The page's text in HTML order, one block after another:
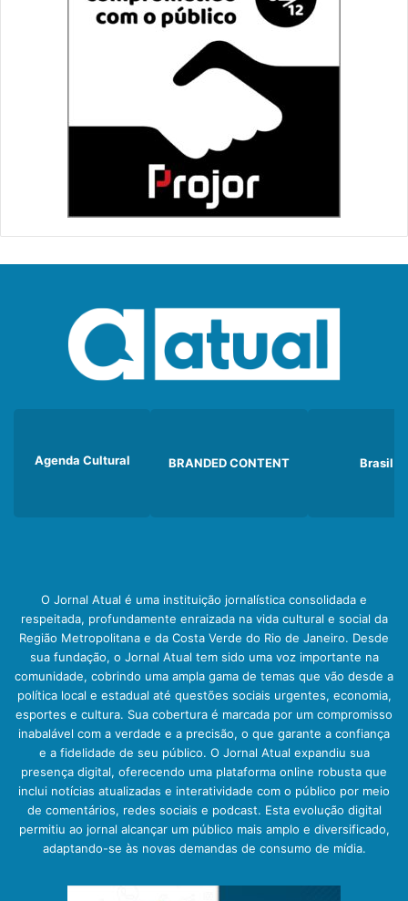
Agenda Cultural BRANDED CONTENT Brasil
O Jornal Atual é uma instituição jornalística consolidada e
respeitada, profundamente enraizada na vida cultural e social da
Região Metropolitana e da Costa Verde do Rio de Janeiro. Desde
sua fundação, o Jornal Atual tem sido uma voz importante na
comunidade, cobrindo uma ampla gama de temas que vão desde a
política local e estadual até questões sociais urgentes, economia,
esportes e cultura. Sua cobertura é marcada por um compromisso
inabalável com a verdade e a precisão, o que garante a confiança
e a fidelidade de seu público. O Jornal Atual expandiu sua
presença digital, oferecendo uma plataforma online robusta que
inclui notícias atualizadas e interatividade com o público por meio
de comentários, redes sociais e podcast. Esta evolução digital
permitiu ao jornal alcançar um público mais amplo e diversificado,
adaptando-se às novas demandas de consumo de mídia.